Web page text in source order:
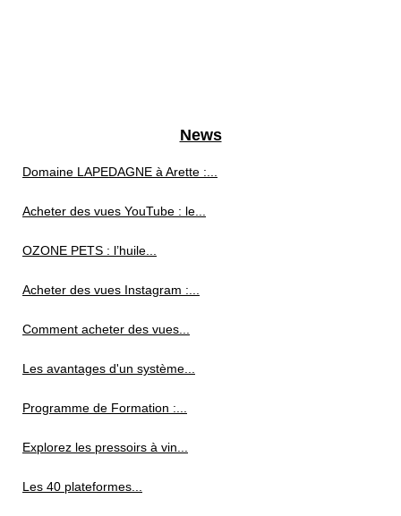
News
Domaine LAPEDAGNE à Arette :...
Acheter des vues YouTube : le...
OZONE PETS : l’huile...
Acheter des vues Instagram :...
Comment acheter des vues...
Les avantages d'un système...
Programme de Formation :...
Explorez les pressoirs à vin...
Les 40 plateformes...